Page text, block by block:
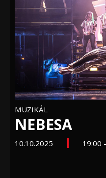
MUZIKÁL
NEBESA
10.10.2025 19:00